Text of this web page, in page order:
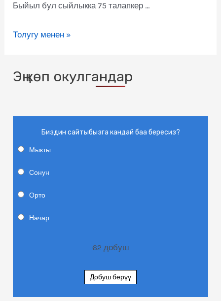
Быйыл бул сыйлыкка 75 талапкер …
Толугу менен »
Эң көп окулгандар
Биздин сайтыбызга кандай баа бересиз?
Мыкты
Сонун
Орто
Начар
62 добуш
Добуш берүү